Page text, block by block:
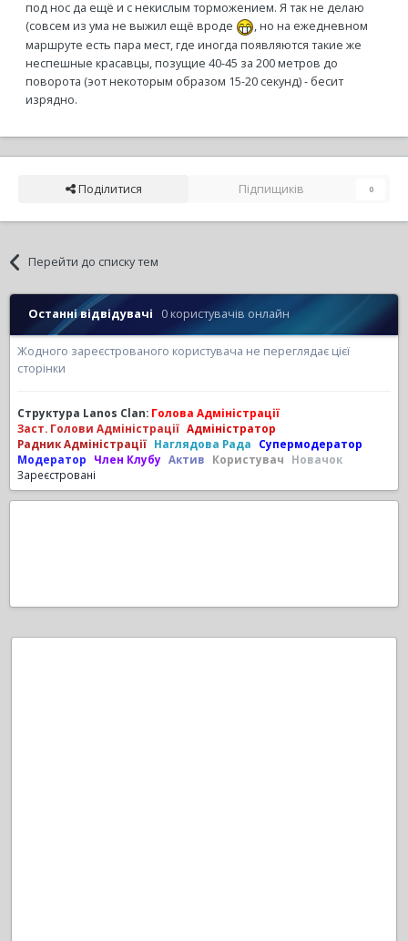
под нос да ещё и с некислым торможением. Я так не делаю
(совсем из ума не выжил ещё вроде
, но на ежедневном
маршруте есть пара мест, где иногда появляются такие же
неспешные красавцы, позущие 40-45 за 200 метров до
поворота (эот некоторым образом 15-20 секунд) - бесит
изрядно.
Поділитися Підпищиків 0
Перейти до списку тем
Останні відвідувачі 0 користувачів онлайн
Жодного зареєстрованого користувача не переглядає цієї
сторінки
Структура Lanos Clan: Голова Адміністрації
Заст. Голови Адміністрації Адміністратор
Радник Адміністрації Наглядова Рада
Супермодератор
Модератор
Член Клубу Актив Користувач
Новачок
Зареєстровані